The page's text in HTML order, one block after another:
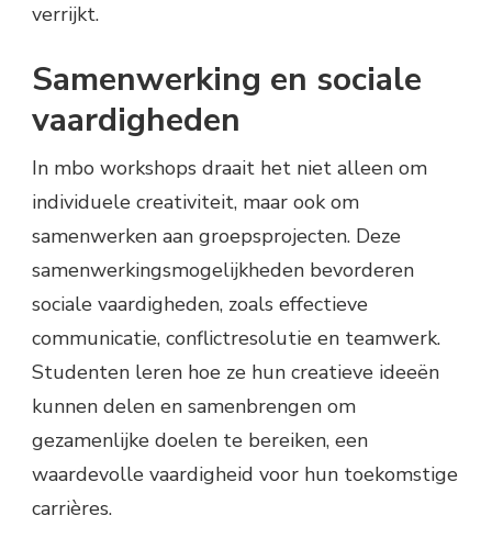
verrijkt.
Samenwerking en sociale
vaardigheden
In mbo workshops draait het niet alleen om
individuele creativiteit, maar ook om
samenwerken aan groepsprojecten. Deze
samenwerkingsmogelijkheden bevorderen
sociale vaardigheden, zoals effectieve
communicatie, conflictresolutie en teamwerk.
Studenten leren hoe ze hun creatieve ideeën
kunnen delen en samenbrengen om
gezamenlijke doelen te bereiken, een
waardevolle vaardigheid voor hun toekomstige
carrières.